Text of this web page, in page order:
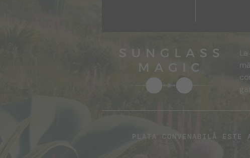
PLATA CONVENABILĂ